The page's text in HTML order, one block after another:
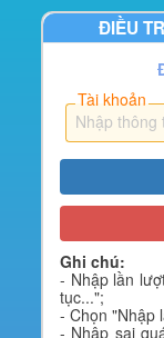
ĐIỀU
Tài khoản
Ghi chú:
- Nhập lần
tục...";
- Chọn "Nhập
- Nhập sai